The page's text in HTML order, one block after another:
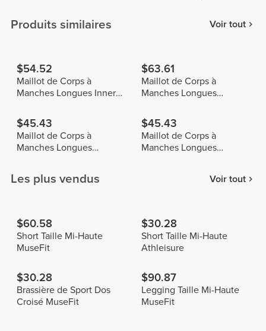
Produits similaires Voir tout
$54.52
Maillot de Corps à
Manches Longues Inner
$63.61
Maillot de Corps à
Manches Longues
$45.43
Maillot de Corps à
Manches Longues
$45.43
Maillot de Corps à
Manches Longues
Les plus vendus Voir tout
$60.58
Short Taille Mi-Haute
MuseFit
$30.28
Short Taille Mi-Haute
Athleisure
$30.28
Brassière de Sport Dos
Croisé MuseFit
$90.87
Legging Taille Mi-Haute
MuseFit